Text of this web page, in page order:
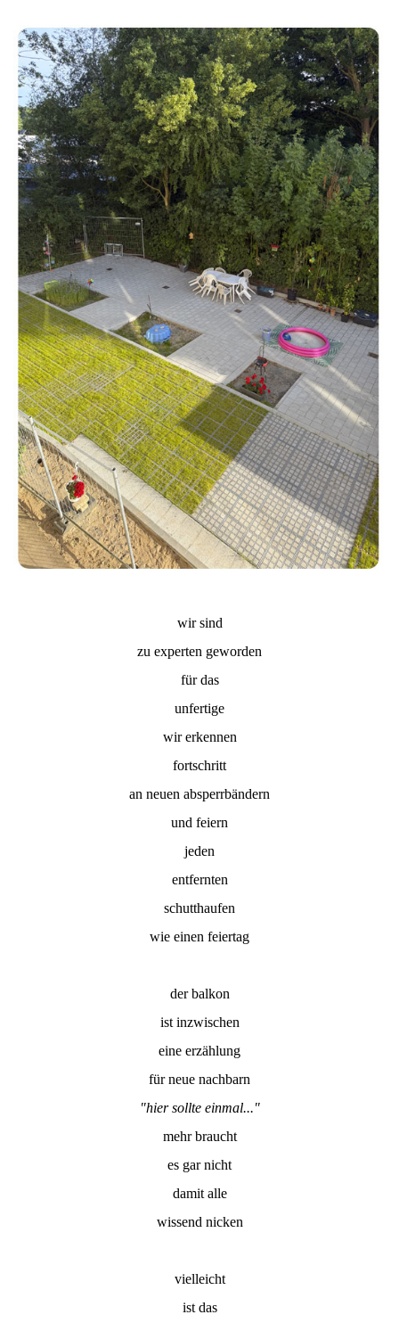
wir sind
zu experten geworden
für das
unfertige
wir erkennen
fortschritt
an neuen absperrbändern
und feiern
jeden
entfernten
schutthaufen
wie einen feiertag
der balkon
ist inzwischen
eine erzählung
für neue nachbarn
"hier sollte einmal..."
mehr braucht
es gar nicht
damit alle
wissend nicken
vielleicht
ist das